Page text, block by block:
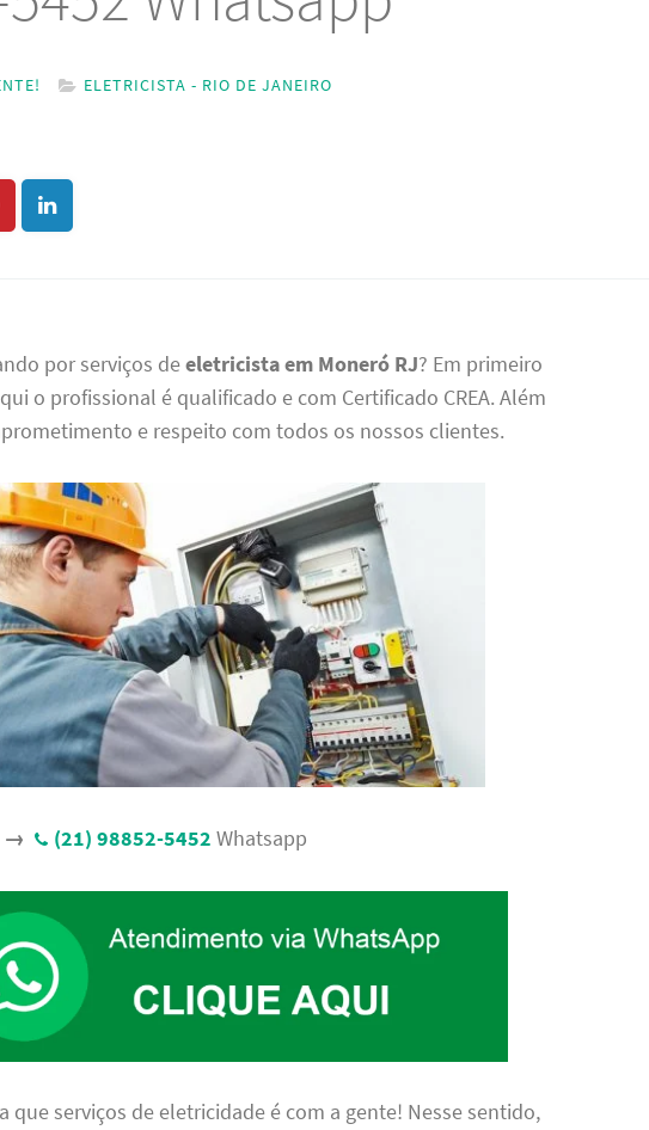
ELETRICISTA - RIO DE JANEIRO
por serviços deeletricista em Moneró RJ? Em primeiro
o profissional é qualificado e com Certificado CREA. Além
e respeito com todos os nossos clientes.
→ (21) 98852-5452 Whatsapp
que serviços de eletricidade é com a gente! Nesse sentido,